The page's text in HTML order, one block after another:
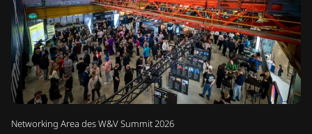
Networking Area des W&V Summit 2026